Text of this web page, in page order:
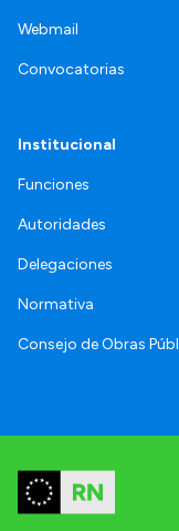
Webmail
Convocatorias
Institucional
Funciones
Autoridades
Delegaciones
Normativa
Consejo de Obras